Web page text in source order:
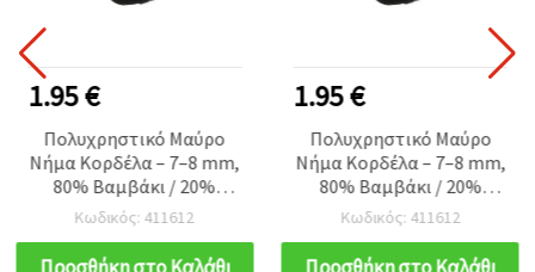
1.95 €
Πολυχρηστικό Μαύρο
Νήμα Κορδέλα – 7–8 mm,
80% Βαμβάκι / 20%
Πολυεστέρας, 100 g / 50
m για Πλέξιμο, Μακραμέ
& Χειροποίητες Τσάντες
Κωδικός: 411612
Προσθήκη στο Καλάθι
1.95 €
Πολυχρηστικό Μαύρο
Νήμα Κορδέλα – 7–8 mm,
80% Βαμβάκι / 20%
Πολυεστέρας, 100 g / 50
m για Πλέξιμο, Μακραμέ
& Χειροποίητες Τσάντες
Κωδικός: 411612
Προσθήκη στο Καλάθι